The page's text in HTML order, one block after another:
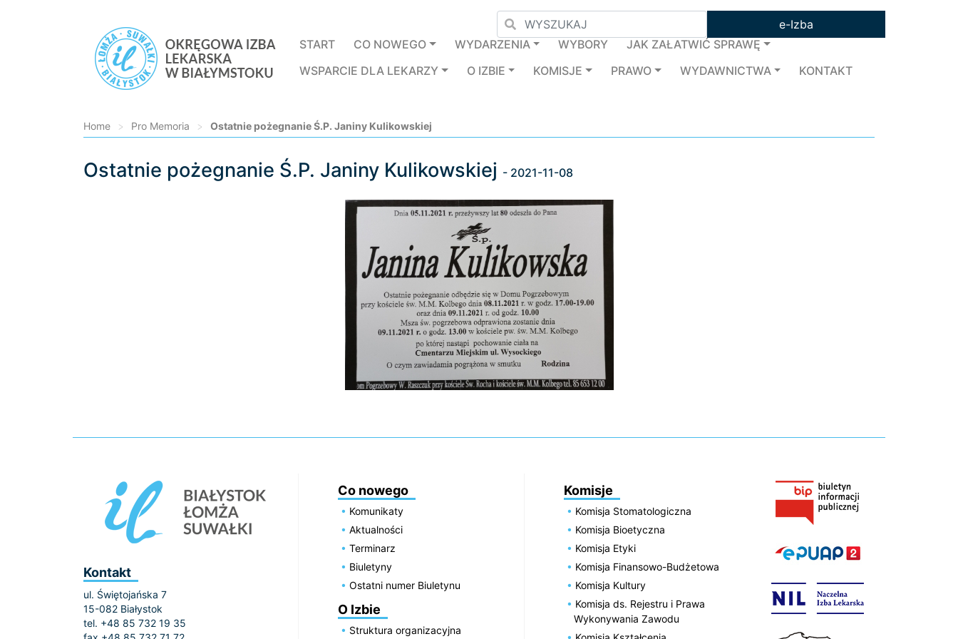
e-Izba
START
CO NOWEGO WYDARZENIA WYBORY
JAK ZAŁATWIĆ SPRAWĘ
WSPARCIE DLA LEKARZY
O IZBIE KOMISJE PRAWO WYDAWNICTWA KONTAKT
Home > Pro Memoria > Ostatnie pożegnanie Ś.P. Janiny Kulikowskiej
Ostatnie pożegnanie Ś.P. Janiny Kulikowskiej - 2021-11-08
Kontakt
ul. Świętojańska 7
15-082 Białystok
tel. +48 85 732 19 35
Co nowego
Komunikaty
Aktualności
Terminarz
Biuletyny
Ostatni numer Biuletynu
O Izbie
Struktura organizacyjna
Komisje
Komisja Stomatologiczna
Komisja Bioetyczna
Komisja Etyki
Komisja Finansowo-Budżetowa
Komisja Kultury
Komisja ds. Rejestru i Prawa
Wykonywania Zawodu